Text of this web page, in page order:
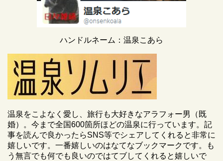
ハンドルネーム：温泉こあら
温泉をこよなく愛し、旅行も大好きなアラフォー男（既
婚）。今まで全国600箇所ほどの温泉に行っています。記
事を読んで良かったらSNS等でシェアしてくれると非常に
嬉しいです。一番嬉しいのはなてなブックマークです。も
う無言でも何でも良いのではてブしてくれると嬉しいで